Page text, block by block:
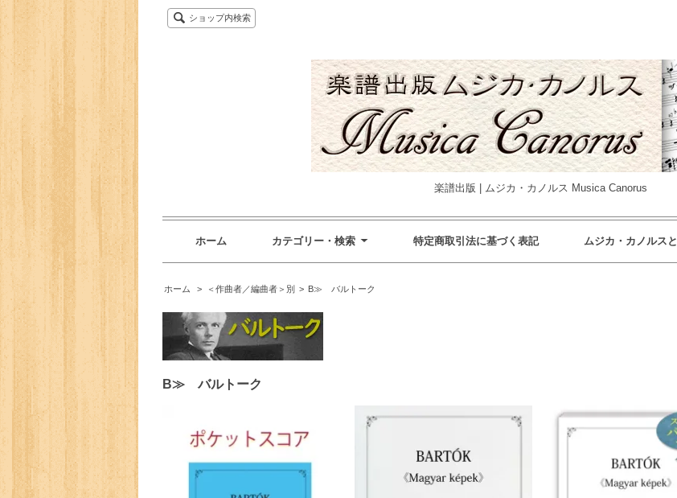
ショップ内検索
楽譜出版 | ムジカ・カノルス Musica Canorus
ホーム カテゴリー・検索 特定商取引法に基づく表記 ムジカ・カノルス
ホーム > ＜作曲者／編曲者＞別 > B≫ バルトーク
B≫ バルトーク